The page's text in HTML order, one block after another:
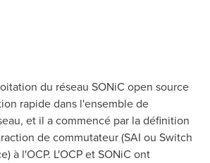
du réseau SONiC open source
rapide dans l'ensemble de
et il a commencé par la définition
de commutateur (SAI ou Switch
à l'OCP. L'OCP et SONiC ont